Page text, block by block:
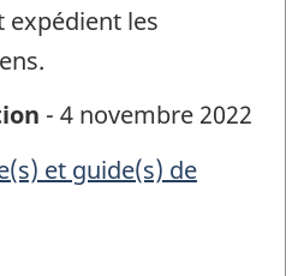
expédient les
- 4 novembre 2022
et guide(s) de